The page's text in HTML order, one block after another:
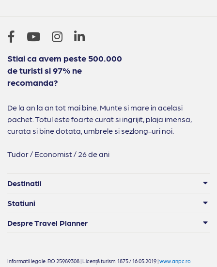
Stiai ca avem peste 500.000
de turisti si 97% ne
recomanda?
De la an la an tot mai bine. Munte si mare in acelasi
pachet. Totul este foarte curat si ingrijit, plaja imensa,
curata si bine dotata, umbrele si sezlong-uri noi.
Tudor / Economist / 26 de ani
Destinatii
Statiuni
Despre Travel Planner
Informatii legale: RO 25989308 | Licență turism: 1875 / 16.05.2019 | www.anpc.ro